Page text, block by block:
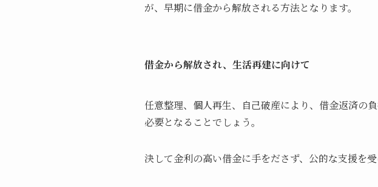
が、早期に借金から解放される方法となります。
借金から解放され、生活再建に向けて
任意整理、個人再生、自己破産により、借金返済の
必要となることでしょう。
決して金利の高い借金に手をださず、公的な支援を受